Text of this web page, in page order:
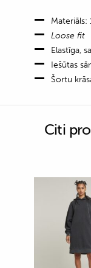
Materiāls:
Loose fit
Elastīga,
Iešūtas
Šortu
Citi